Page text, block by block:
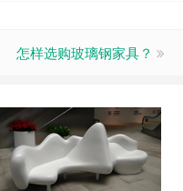
怎样选购玻璃钢家具？